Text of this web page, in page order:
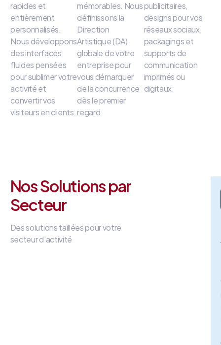
rapides et
entièrement
personnalisés.
Nous développons
des interfaces
fluidespensées
pour sublimer votre
activité et
convertir vos
visiteurs en clients.
mémorables. Nous
définissons la
Direction
Artistique (DA)
globale de votre
entreprisepour
vous démarquer
de la concurrence
dès le premier
regard.
publicitaires,
designs pour vos
réseaux sociaux,
packagings et
supports de
communication
imprimés ou
digitaux.
Nos Solutions par
Secteur
Des solutions taillées pour votre
secteur d’activité